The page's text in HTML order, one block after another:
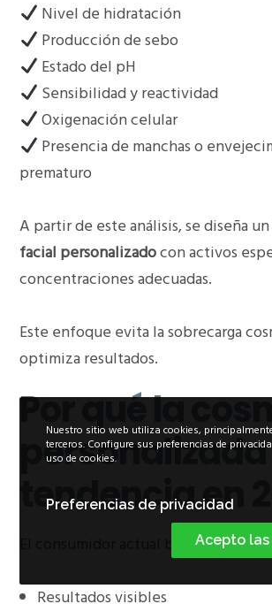
Nivel de hidratación
Producción de sebo
Estado del pH
Sensibilidad y reactividad
Oxigenación celular
Presencia de manchas o
prematuro
A partir de este análisis, se diseña un
facial personalizadocon activos
concentraciones adecuadas.
Este enfoque evita la sobrecarga
optimiza resultados.
Por qué la
tendencia en
El consumidor actual busca:
Resultados visibles
Nuestro sitio web utiliza cookies,
terceros. Configure sus preferencias de
uso de cookies.
Preferencias de privacidad
Acepto